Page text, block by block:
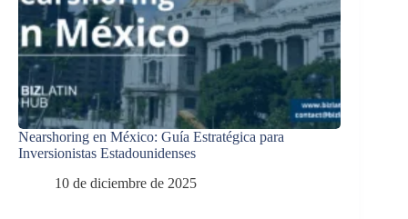
Nearshoring en México: Guía Estratégica para
Inversionistas Estadounidenses
10 de diciembre de 2025